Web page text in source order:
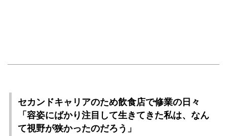
セカンドキャリアのため飲食店で修業の日々
「容姿にばかり注目して生きてきた私は、なん
て視野が狭かったのだろう」